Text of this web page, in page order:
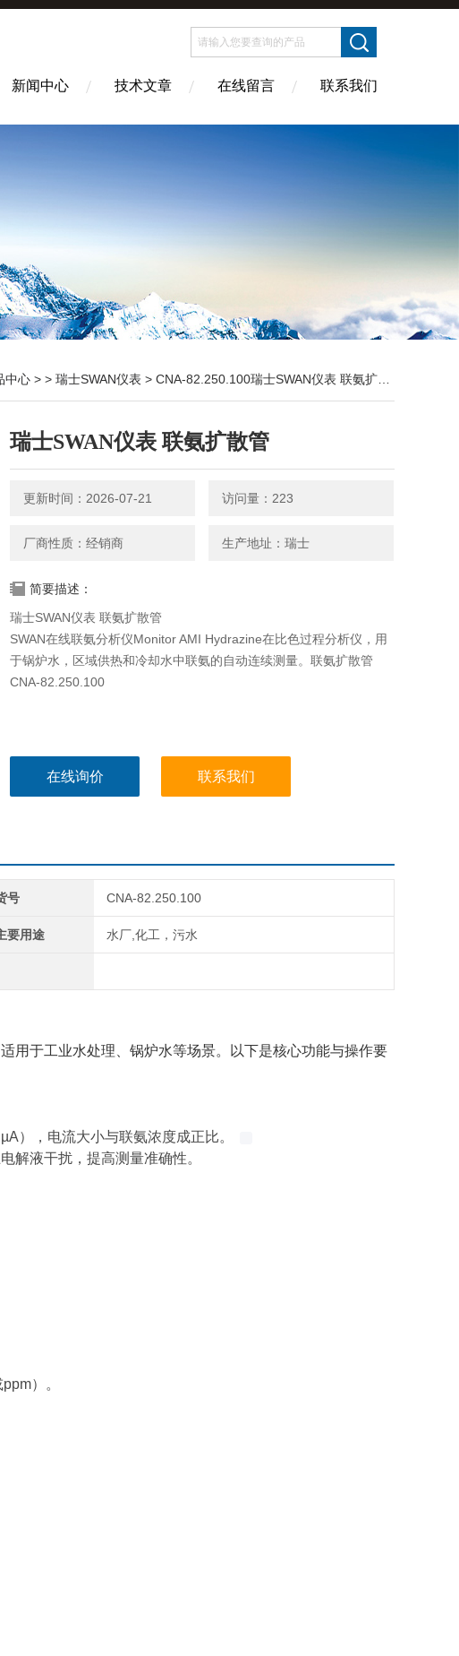
新闻中心 技术文章 在线留言 联系我们
中心 > > 瑞士SWAN仪表 > CNA-82.250.100瑞士SWAN仪表 联氨扩散管
瑞士SWAN仪表 联氨扩散管
更新时间：2026-07-21 访问量：223
厂商性质：经销商 生产地址：瑞士
简要描述：
瑞士SWAN仪表 联氨扩散管
SWAN在线联氨分析仪Monitor AMI Hydrazine在比色过程分析仪，用
于锅炉水，区域供热和冷却水中联氨的自动连续测量。联氨扩散管
CNA-82.250.100
在线询价 联系我们
号 CNA-82.250.100
要用途 水厂,化工，污水
用于工业水处理 锅炉水等场景。以下是核心功能与操作要
），电流大小与联氨浓度成正比。
解液干扰，提高测量准确性。
）。